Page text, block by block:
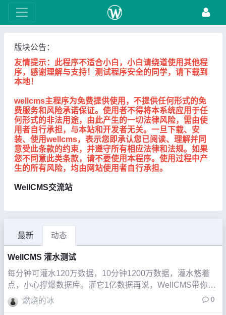
版块公告：
友情提示：此程序不适合小白，小白请绕道使用其他程
序，感谢理解与支持！测试程序安全的同学，请下载到
本地！
wellcms主程序为免费提供使用，不提供任何形式的免
费服务和风险承诺保证。使用者不得将本系统应用于任
何形式的非法用途，由此产生的一切法律风险，需由使
用者自行承担，与本站和开发者无关。一旦下载、安
装、使用wellcms，表示您即承认您已阅读、理解并同
意受此条款的约束，并遵守所有相应法律和法规。如果
您不同意此类条款，请不要使用本程序。使用过程中产
生的所有风险，均由网站使用者自行承担。
WellCMS交流站
最新 动态
WellCMS 灌水测试
每分钟可灌水120万数据，10分钟1200万数据，灌水悠着
点，小心撑爆数据库。灌它1亿数据再说，WellCMS带你体
验什么是快，什么是高性能，进入后台无需漫长的等待，一
闪即开。
燃烧的冰 0